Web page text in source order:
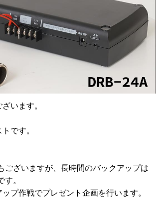
います。
です。
ございますが、長時間のバックアップは
す。
プ作戦でプレゼント企画を行います。